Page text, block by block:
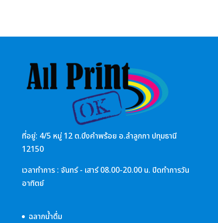
ที่อยู่: 4/5 หมู่ 12 ต.บึงคำพร้อย อ.ลำลูกกา ปทุมธานี
12150
เวลาทำการ : จันทร์ - เสาร์ 08.00-20.00 น. ปิดทำการวัน
อาทิตย์
ฉลากน้ำดื่ม